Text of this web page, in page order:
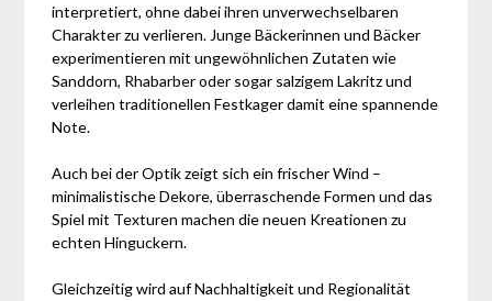
interpretiert, ohne dabei ihren unverwechselbaren
Charakter zu verlieren. Junge Bäckerinnen und Bäcker
experimentieren mit ungewöhnlichen Zutaten wie
Sanddorn, Rhabarber oder sogar salzigem Lakritz und
verleihen traditionellen Festkager damit eine spannende
Note.
Auch bei der Optik zeigt sich ein frischer Wind –
minimalistische Dekore, überraschende Formen und das
Spiel mit Texturen machen die neuen Kreationen zu
echten Hinguckern.
Gleichzeitig wird auf Nachhaltigkeit und Regionalität